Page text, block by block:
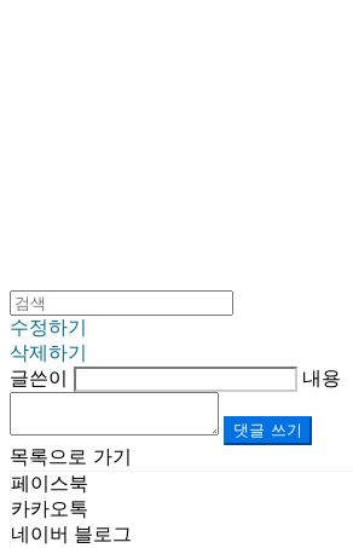
수정하기
삭제하기
글쓴이
내용
댓글 쓰기
목록으로 가기
페이스북
카카오톡
네이버 블로그